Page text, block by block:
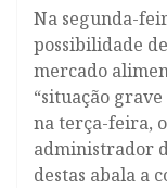
Na segunda-
possibilidade
mercado
“situação
na terça-feira,
administrador
destas abala a